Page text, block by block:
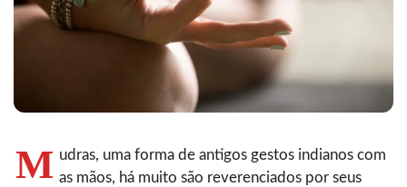
M udras, uma forma de antigos gestos indianos com
as mãos, há muito são reverenciados por seus